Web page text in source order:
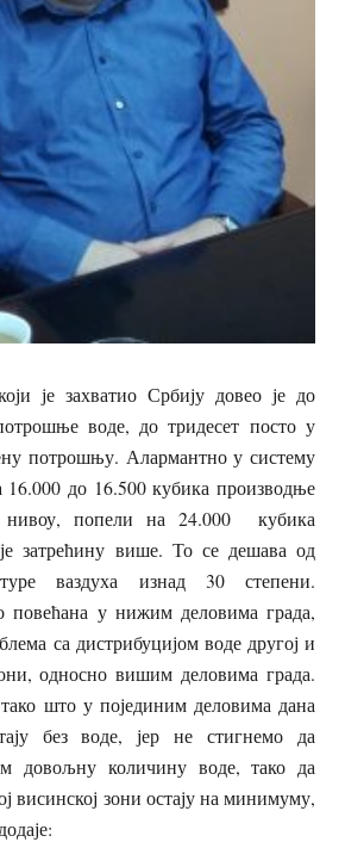
је захватио Србију довео је до
воде, до тридесет посто у
потрошњу. Алармантно у систему
16.000 до 16.500 кубика производње
попели на 24.000 кубика
затрећину више. То се дешава од
ваздуха изнад 30 степени.
повећана у нижим деловима града,
са дистрибуцијом воде другој и
односно вишим деловима града.
што у појединим деловима дана
без воде, јер не стигнемо да
довољну количину воде, тако да
висинској зони остају на минимуму,